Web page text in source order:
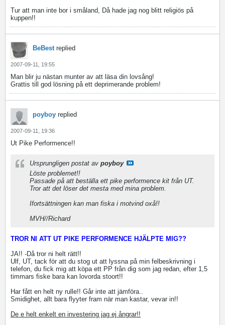
Tur att man inte bor i småland, Då hade jag nog blitt religiös på
kuppen!!
BeBestreplied
2007-09-11, 19:55
Man blir ju nästan munter av att läsa din lovsång!
Grattis till god lösning på ett deprimerande problem!
poyboy replied
2007-09-11, 19:36
Ut Pike Performence!!
Ursprungligen postat av poyboy
Löste problemet!!
Passade på att beställa ett pike performence kit från UT.
Tror att det löser det mesta med mina problem.
Ifortsättningen kan man fiska i motvind oxå!!
MVH//Richard
TROR NI ATT UT PIKE PERFORMENCE HJÄLPTE MIG??
JA!! -Då tror ni helt rätt!!
Ulf, UT, tack för att du stog ut att lyssna på min felbeskrivning i
telefon, du fick mig att köpa ett PP från dig som jag redan, efter 1,5
timmars fiske bara kan lovorda stoort!!
Har fått en helt ny rulle!! Går inte att jämföra..
Smidighet, allt bara flyyter fram när man kastar, vevar in!!
De e helt enkelt en investering jag ej ångrar!!